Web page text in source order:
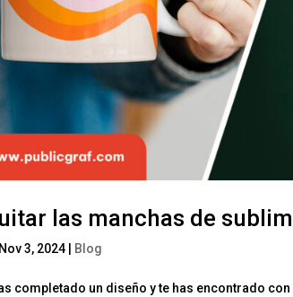
las manchas de
Nov 3, 2024 Blog
completado un diseño y te has encontrado